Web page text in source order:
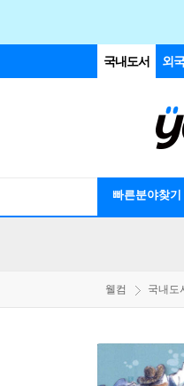
국내도서 외
빠른분야찾기
웰컴 국내도